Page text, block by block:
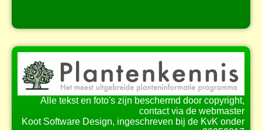
Alle tekst en foto's zijn beschermd door copyright,
contact via de webmaster
Koot Software Design, ingeschreven bij de KvK onder